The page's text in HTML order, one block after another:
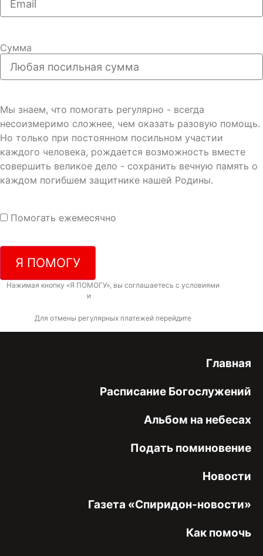
Сумма
Мы знаем, что помогать регулярно - всегда
несоизмеримо сложнее, чем оказать разовую помощь.
Но только при постоянном посильном участии
каждого человека, рождается возможность вместе
совершить великое дело - сохранить вечную память о
каждом погибшем защитнике нашей Родины.
Помогать ежемесячно
Я ПОМОГУ
Нажимая кнопку «Я ПОМОГУ», вы соглашаетесь с условиями
и
Для отмены регулярных платежей перейдите
Главная
Расписание Богослужений
Альбом на небесах
Подать поминовение
Новости
Газета «Спиридон-новости»
Как помочь